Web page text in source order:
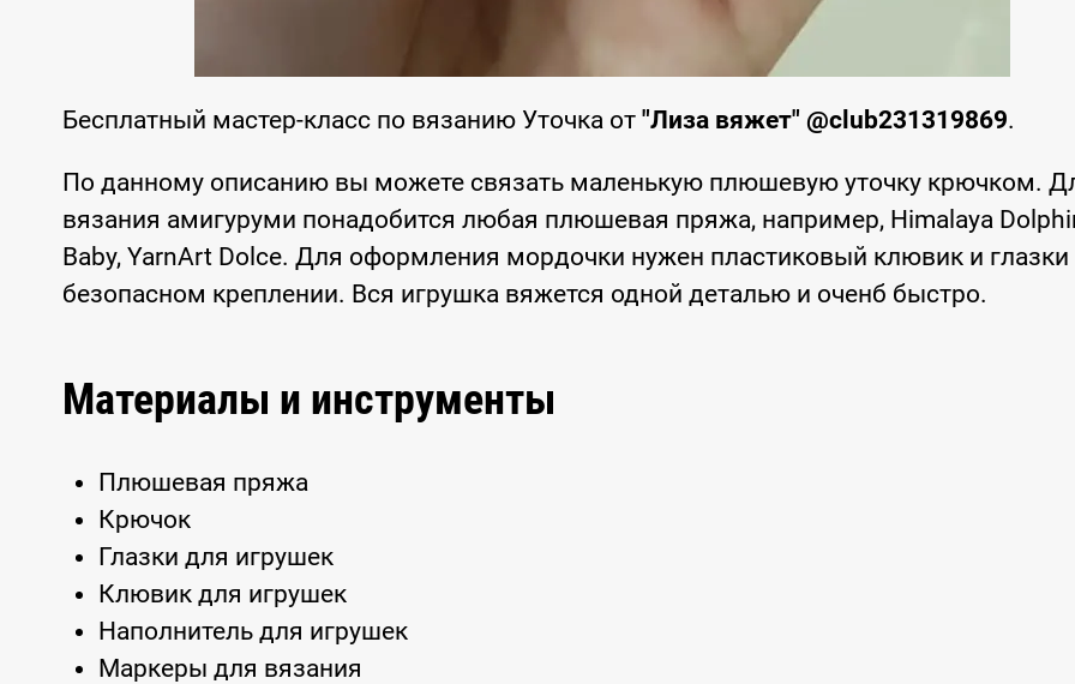
Бесплатный мастер-класс по вязанию Уточка от "Лиза вяжет" @club231319869.
По данному описанию вы можете связать маленькую плюшевую уточку крючком.
вязания амигуруми понадобится любая плюшевая пряжа, например, Himalaya
Baby, YarnArt Dolce. Для оформления мордочки нужен пластиковый клювик и глазки
безопасном креплении. Вся игрушка вяжется одной деталью и оченб быстро.
Материалы и инструменты
Плюшевая пряжа
Крючок
Глазки для игрушек
Клювик для игрушек
Наполнитель для игрушек
Маркеры для вязания